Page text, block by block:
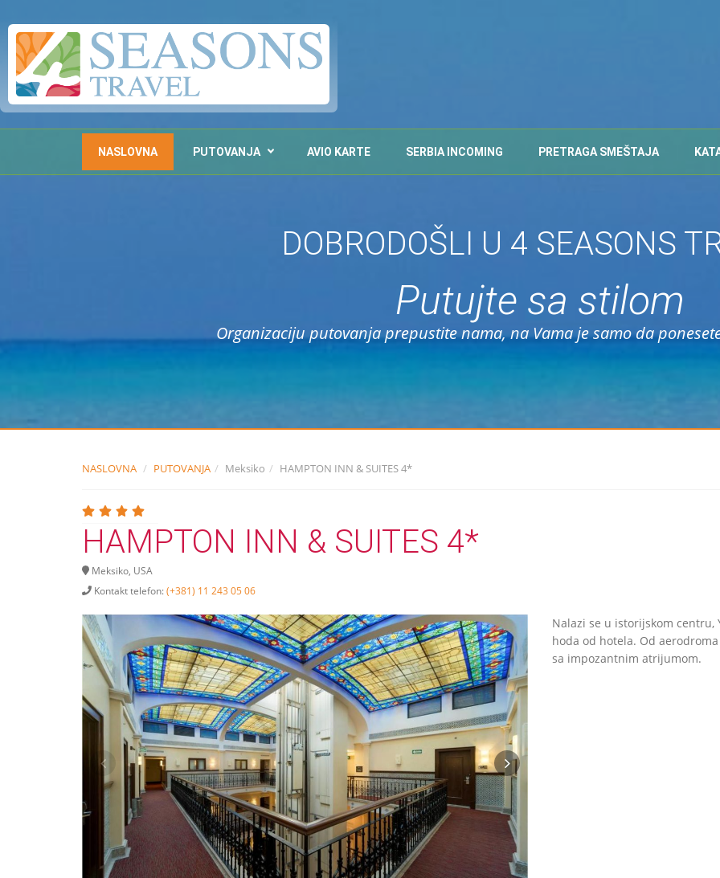
NASLOVNA PUTOVANJA AVIO KARTE SERBIA INCOMING PRETRAGA SMEŠTAJA
DOBRODOŠLI U 4 SEASONS
Putujte sa stilom
Organizaciju putovanja prepustite nama, na Vama je samo da
NASLOVNA PUTOVANJA Meksiko HAMPTON INN & SUITES 4*
HAMPTON INN & SUITES 4*
Meksiko, USA
Kontakt telefon:(+381) 11 243 05 06
Nalazi se u istorijskom centru,
hoda od hotela. Od
sa impozantnim atrijumom.